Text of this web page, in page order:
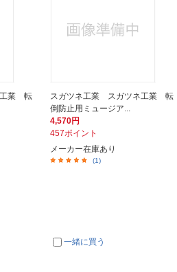
工業 転
スガツネ工業 スガツネ工業 転
倒防止用ミュージア...
4,570円
457ポイント
メーカー在庫あり
(1)
一緒に買う